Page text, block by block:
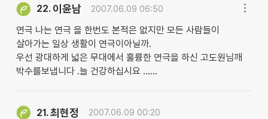
22. 이윤남 2007.06.09 06:50
연극 나는 연극 을 한번도 본적은 없지만 모든 사람들이
살아가는 일상 생활이 연극이아닐까.
우선 광대하게 넓은 무대에서 훌륭한 연극을 하신 고도원님깨
박수를보냅니다 .늘 건강하십시요 ......
21.최현정 2007.06.09 00:20